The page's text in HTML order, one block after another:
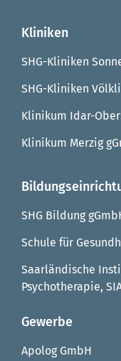
Kliniken
SHG-Kliniken
SHG-Kliniken
Klinikum Idar-
Klinikum Merzig
SHG Bildung
Schule für
Saarländische
Psychotherapie,
Gewerbe
Apolog GmbH